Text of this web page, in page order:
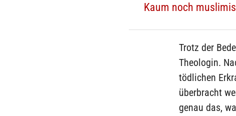
Kaum noch
Trotz der
Theologin.
tödlichen
überbracht
genau das,